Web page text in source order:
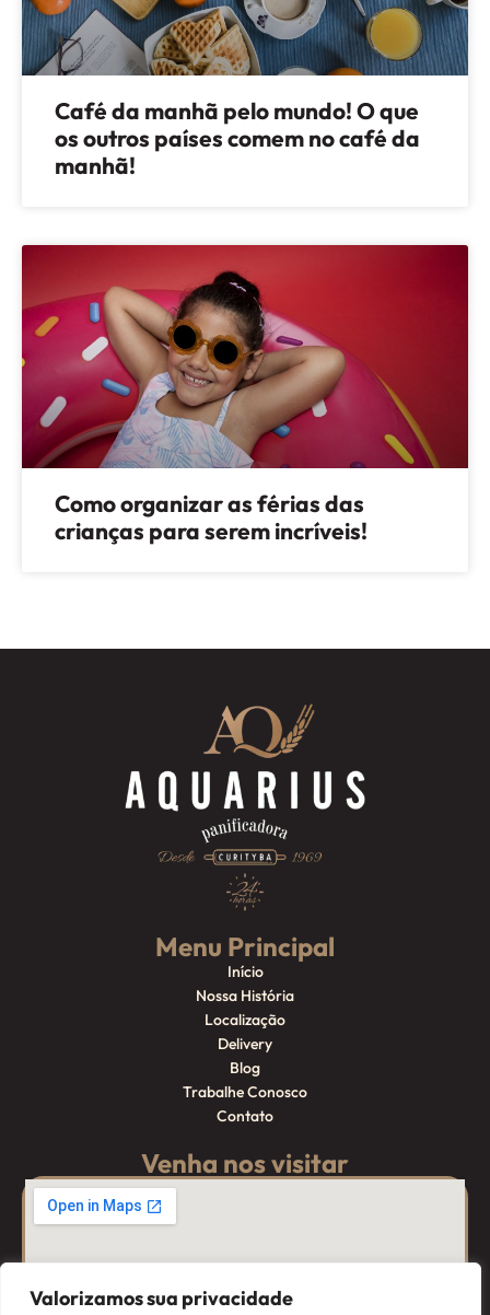
Valorizamos sua privacidade
Café da manhã pelo mundo! O que
os outros países comem no café da
manhã!
Como organizar as férias das
crianças para serem incríveis!
Menu Principal
Início
Nossa História
Localização
Delivery
Blog
Trabalhe Conosco
Contato
Venha nos visitar